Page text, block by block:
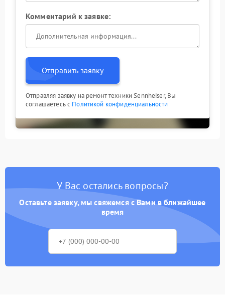
Комментарий к заявке:
Отправить заявку
Отправляя заявку на ремонт техники Sennheiser, Вы
соглашаетесь с Политикой конфиденциальности
У Вас остались вопросы?
Оставьте заявку, мы свяжемся с Вами в ближайшее
время